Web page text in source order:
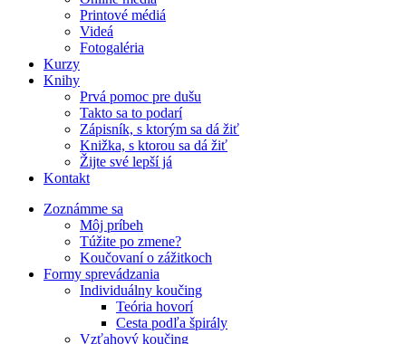
Printové médiá
Videá
Fotogaléria
Kurzy
Knihy
Prvá pomoc pre dušu
Takto sa to podarí
Zápisník, s ktorým sa dá žiť
Knižka, s ktorou sa dá žiť
Žijte své lepší já
Kontakt
Zoznámme sa
Môj príbeh
Túžite po zmene?
Koučovaní o zážitkoch
Formy sprevádzania
Individuálny koučing
Teória hovorí
Cesta podľa špirály
Vzťahový koučing